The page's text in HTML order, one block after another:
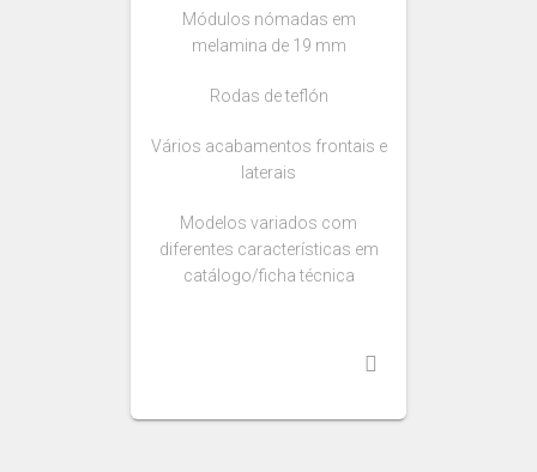
Módulos nómadas em
melamina de 19 mm
Rodas de teflón
Vários acabamentos frontais e
laterais
Modelos variados com
diferentes características em
catálogo/ficha técnica